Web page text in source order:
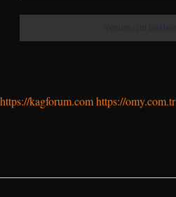
https://kagforum.comhttps://omy.com.tr